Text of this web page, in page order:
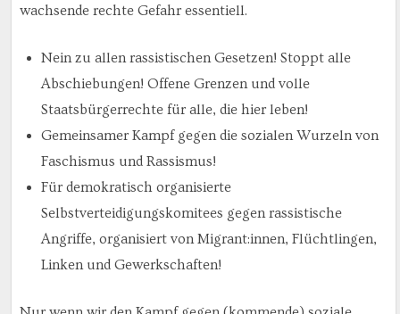
wachsende rechte Gefahr essentiell.
Nein zu allen rassistischen Gesetzen! Stoppt alle
Abschiebungen! Offene Grenzen und volle
Staatsbürgerrechte für alle, die hier leben!
Gemeinsamer Kampf gegen die sozialen Wurzeln von
Faschismus und Rassismus!
Für demokratisch organisierte
Selbstverteidigungskomitees gegen rassistische
Angriffe, organisiert von Migrant:innen, Flüchtlingen,
Linken und Gewerkschaften!